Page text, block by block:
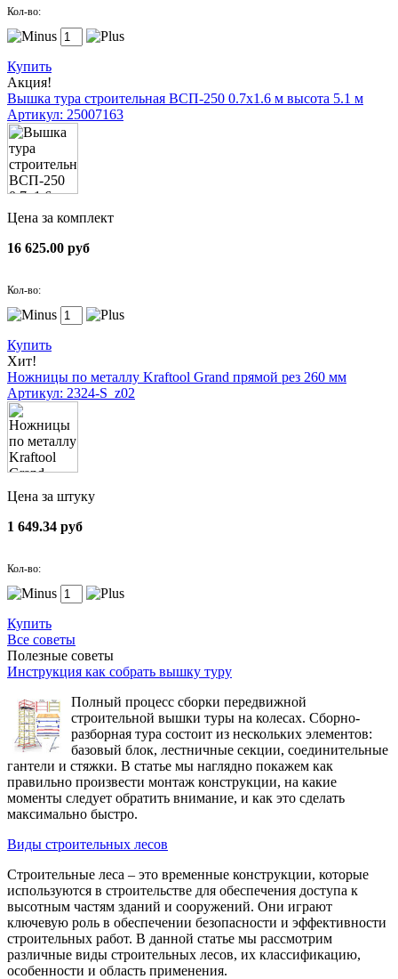
Кол-во:
Купить
Акция!
Вышка тура строительная ВСП-250 0.7х1.6 м высота 5.1 м
Артикул: 25007163
Цена за комплект
16 625.00 руб
Кол-во:
Купить
Хит!
Ножницы по металлу Kraftool Grand прямой рез 260 мм
Артикул: 2324-S_z02
Цена за штуку
1 649.34 руб
Кол-во:
Купить
Все советы
Полезные советы
Инструкция как собрать вышку туру
Полный процесс сборки передвижной
строительной вышки туры на колесах. Сборно-
разборная тура состоит из нескольких элементов:
базовый блок, лестничные секции, соединительные
гантели и стяжки. В статье мы наглядно покажем как
правильно произвести монтаж конструкции, на какие
моменты следует обратить внимание, и как это сделать
максимально быстро.
Виды строительных лесов
Строительные леса – это временные конструкции, которые
используются в строительстве для обеспечения доступа к
высотным частям зданий и сооружений. Они играют
ключевую роль в обеспечении безопасности и эффективности
строительных работ. В данной статье мы рассмотрим
различные виды строительных лесов, их классификацию,
особенности и область применения.